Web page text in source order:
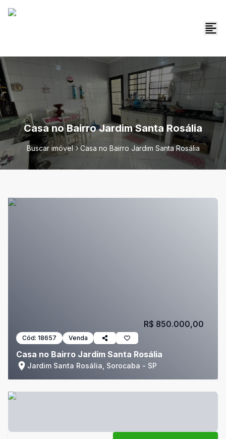
Casa no Bairro Jardim Santa Rosália
Buscar imóvel Casa no Bairro Jardim Santa Rosália
Cód: 18657 Venda
Casa no Bairro Jardim Santa Rosália
Jardim Santa Rosália, Sorocaba - SP
R$ 850.000,00